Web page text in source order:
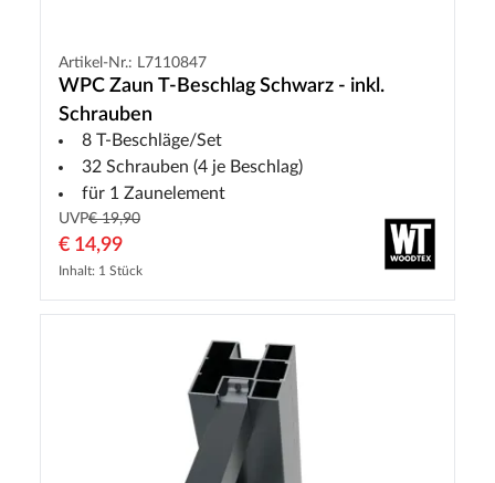
Artikel-Nr.: L7110847
WPC Zaun T-Beschlag Schwarz - inkl.
Schrauben
8 T-Beschläge/Set
32 Schrauben (4 je Beschlag)
für 1 Zaunelement
UVP€ 19,90
€ 14,99
Inhalt: 1 Stück